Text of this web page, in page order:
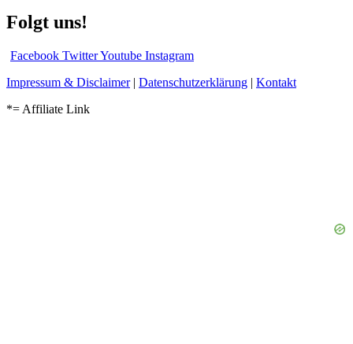
Folgt uns!
Facebook TwitterYoutube Instagram
Impressum & Disclaimer| Datenschutzerklärung | Kontakt
*= Affiliate Link